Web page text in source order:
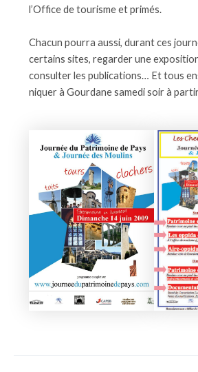
l’Office de tourisme et primés.
Chacun pourra aussi, durant ces
certains sites, regarder une
consulter les publications… Et tous
niquer à Gourdane samedi soir à